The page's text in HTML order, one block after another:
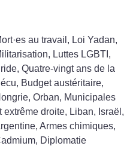
·es au travail, Loi Yadan,
Luttes LGBTI,
Quatre-vingt ans de la
Budget austéritaire,
Orban, Municipales
extrême droite, Liban, Israël,
Armes chimiques,
Diplomatie